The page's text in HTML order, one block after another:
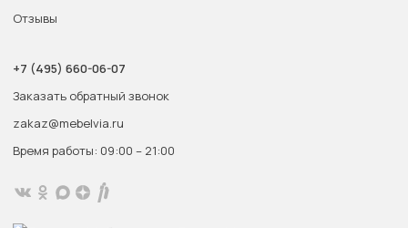
Отзывы
+7 (495) 660-06-07
Заказать обратный звонок
zakaz@mebelvia.ru
Время работы: 09:00 – 21:00